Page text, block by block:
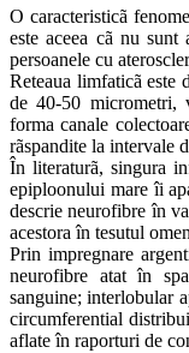
O caracteristicã
este aceea cã nu sunt
persoanele cu
Reteaua limfaticã este
de 40-50 micrometri,
forma canale
rãspandite la intervale
În literaturã, singura
epiploonului mare îi
descrie neurofibre în
acestora în tesutul
Prin impregnare
neurofibre atat în
sanguine; interlobular
circumferential
aflate în raporturi de